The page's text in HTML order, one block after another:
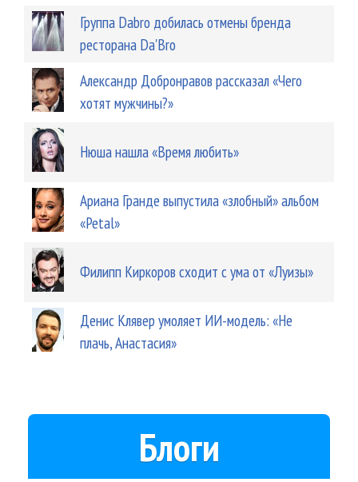
Группа Dabro добилась отмены бренда
ресторана Da'Bro
Александр Добронравов рассказал «Чего
хотят мужчины?»
Нюша нашла «Время любить»
Ариана Гранде выпустила «злобный» альбом
«Petal»
Филипп Киркоров сходит с ума от «Луизы»
Денис Клявер умоляет ИИ-модель: «Не
плачь, Анастасия»
Блоги